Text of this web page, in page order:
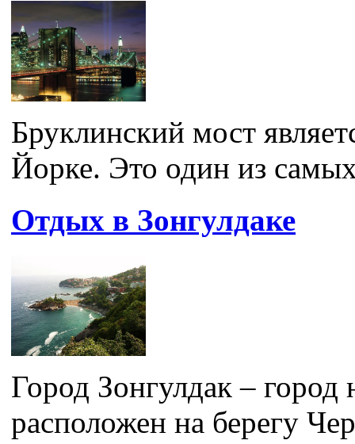
Бруклинский мост
Йорке. Это один из
Отдых в Зонгулдаке
Город Зонгулдак –
расположен на берегу